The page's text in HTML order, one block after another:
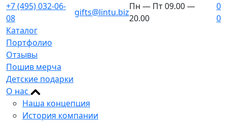
+7 (495) 032-06-
08
gifts@lintu.biz
Пн — Пт 09.00 —
20.00
0
0
Каталог
Портфолио
Отзывы
Пошив мерча
Детские подарки
О нас
Наша концепция
История компании